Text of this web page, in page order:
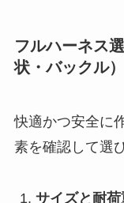
フルハーネス
状・バックル）
快適かつ安全に
素を確認して選
サイズと耐荷